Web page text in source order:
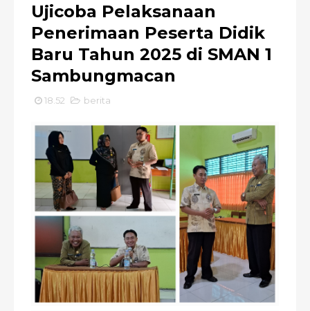
Ujicoba Pelaksanaan
Penerimaan Peserta Didik
Baru Tahun 2025 di SMAN 1
Sambungmacan
18.52 berita